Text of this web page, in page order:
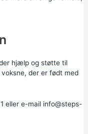
hjælp og støtte til
der er født med
eller e-mail info@steps-